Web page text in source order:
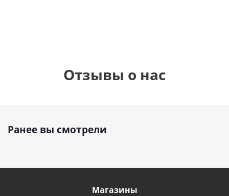
Отзывы о нас
Ранее вы смотрели
Магазины